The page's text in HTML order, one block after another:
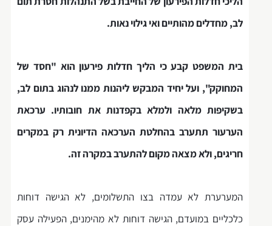
לב, מחדלים מהותיים ואי גילוי נאות.
בית המשפט קבע כי הליך חדלות פירעון הוא "חסד של
המחוקק", ועל יחיד המבקש ליהנות ממנו לנהוג בתום לב,
בשקיפות מלאה ולמלא בקפדנות את חובותיו. ערכאת
הערעור תתערב בהחלטת הערכאה הדיונית רק במקרים
חריגים, ולא מצאה מקום להתערב במקרה זה.
המערערת לא עמדה בצו התשלומים, לא הגישה דוחות
כלכליים במועדם, הגישה דוחות לא מהימנים, הפעילה עסק